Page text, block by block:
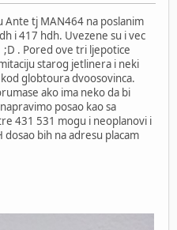
tj MAN464 na poslanim
i 417 hdh. Uvezene su i vec
. Pored ove tri ljepotice
starog jetlinera i neki
globtoura dvoosovinca.
ako ima neko da bi
posao kao sa
431 531 mogu i neoplanovi i
bih na adresu placam